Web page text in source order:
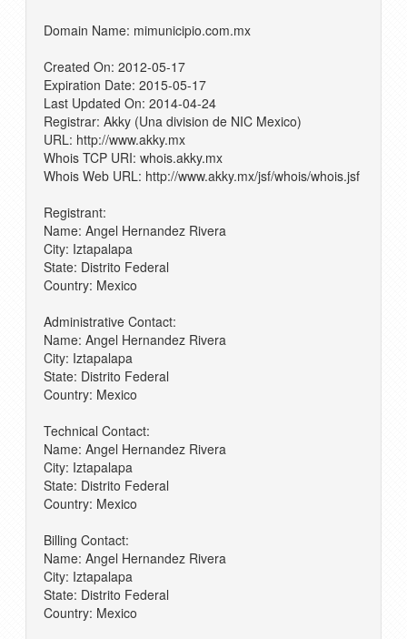
Domain Name: mimunicipio.com.mx
Created On: 2012-05-17
Expiration Date: 2015-05-17
Last Updated On: 2014-04-24
Registrar: Akky (Una division de NIC Mexico)
URL: http://www.akky.mx
Whois TCP URI: whois.akky.mx
Whois Web URL: http://www.akky.mx/jsf/whois/whois.jsf
Registrant:
Name: Angel Hernandez Rivera
City: Iztapalapa
State: Distrito Federal
Country: Mexico
Administrative Contact:
Name: Angel Hernandez Rivera
City: Iztapalapa
State: Distrito Federal
Country: Mexico
Technical Contact:
Name: Angel Hernandez Rivera
City: Iztapalapa
State: Distrito Federal
Country: Mexico
Billing Contact:
Name: Angel Hernandez Rivera
City: Iztapalapa
State: Distrito Federal
Country: Mexico